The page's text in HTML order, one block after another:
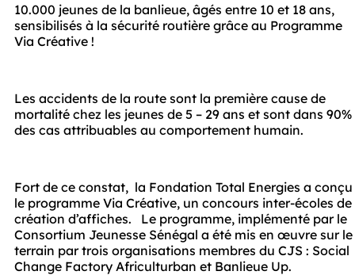
10.000 jeunes de la banlieue, âgés entre 10 et 18 ans,
sensibilisés à la sécurité routière grâce au Programme
Via Créative !
Les accidents de la route sont la première cause de
mortalité chez les jeunes de 5 – 29 ans et sont dans 90%
des cas attribuables au comportement humain.
Fort de ce constat,  la Fondation Total Energies a conçu
le programme Via Créative, un concours inter-écoles de
création d’affiches. 	Le programme, implémenté par le
Consortium Jeunesse Sénégal a été mis en œuvre sur le
terrain par trois organisations membres du CJS : Social
Change Factory Africulturban et Banlieue Up.